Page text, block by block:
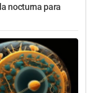
nocturna para